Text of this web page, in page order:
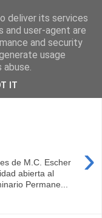
›
de M.C. Escher
abierta al
Permane...
deliver its services
and user-agent are
and security
usage
IT